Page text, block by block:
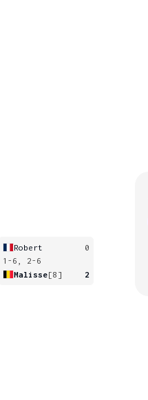
Robert
0
1-6, 2-6
Malisse[8] 2